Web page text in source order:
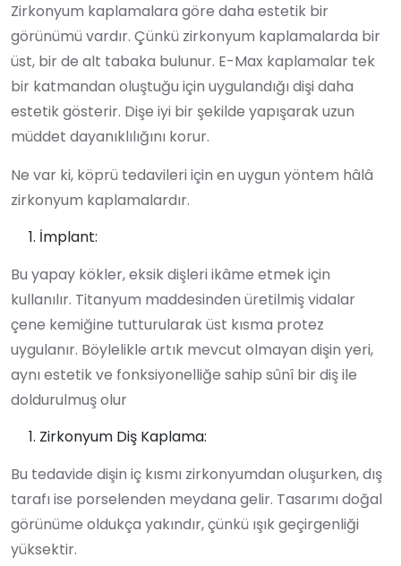
Zirkonyum kaplamalara göre daha estetik bir
görünümü vardır. Çünkü zirkonyum kaplamalarda bir
üst, bir de alt tabaka bulunur. E-Max kaplamalar tek
bir katmandan oluştuğu için uygulandığı dişi daha
estetik gösterir. Dişe iyi bir şekilde yapışarak uzun
müddet dayanıklılığını korur.
Ne var ki, köprü tedavileri için en uygun yöntem hâlâ
zirkonyum kaplamalardır.
İmplant:
Bu yapay kökler, eksik dişleri ikâme etmek için
kullanılır. Titanyum maddesinden üretilmiş vidalar
çene kemiğine tutturularak üst kısma protez
uygulanır. Böylelikle artık mevcut olmayan dişin yeri,
aynı estetik ve fonksiyonelliğe sahip sûnî bir diş ile
doldurulmuş olur
Zirkonyum Diş Kaplama:
Bu tedavide dişin iç kısmı zirkonyumdan oluşurken, dış
tarafı ise porselenden meydana gelir. Tasarımı doğal
görünüme oldukça yakındır, çünkü ışık geçirgenliği
yüksektir.